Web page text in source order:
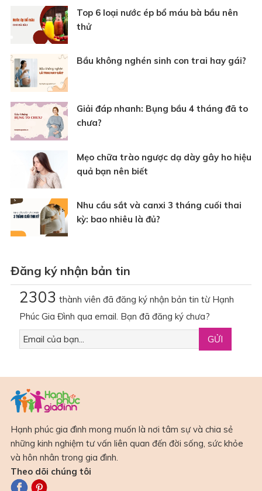
Top 6 loại nước ép bổ máu bà bầu nên
thử
Bầu không nghén sinh con trai hay gái?
Giải đáp nhanh: Bụng bầu 4 tháng đã to
chưa?
Mẹo chữa trào ngược dạ dày gây ho hiệu
quả bạn nên biết
Nhu cầu sắt và canxi 3 tháng cuối thai
kỳ: bao nhiêu là đủ?
Đăng ký nhận bản tin
2303 thành viên đã đăng ký nhận bản tin từ Hạnh
Phúc Gia Đình qua email. Bạn đã đăng ký chưa?
Hạnh phúc gia đình mong muốn là nơi tâm sự và chia sẻ
những kinh nghiệm tư vấn liên quan đến đời sống, sức khỏe
và hôn nhân trong gia đình.
Theo dõi chúng tôi